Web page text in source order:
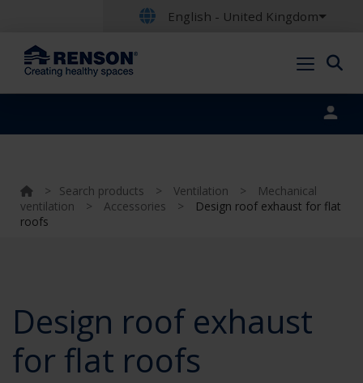
English - United Kingdom
> Search products > Ventilation >
Mechanical
ventilation
> Accessories >
Design roof exhaust for flat
roofs
Design roof exhaust
for flat roofs